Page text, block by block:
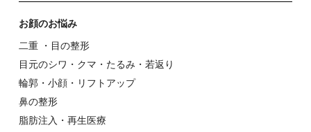
お顔のお悩み
⼆重 ・⽬の整形
⽬元のシワ・クマ・たるみ・若返り
輪郭・⼩顔・リフトアップ
⿐の整形
脂肪注入・再生医療